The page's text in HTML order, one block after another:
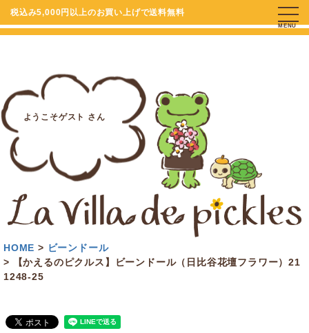
税込み5,000円以上のお買い上げで送料無料
ようこそゲスト さん
MENU
HOME
ビーンドール
【かえるのピクルス】ビーンドール（日比谷花壇フラワー）21
1248-25